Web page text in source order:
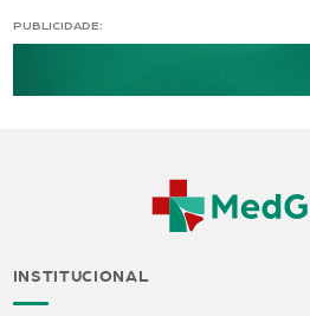
PUBLICIDADE:
INSTITUCIONAL